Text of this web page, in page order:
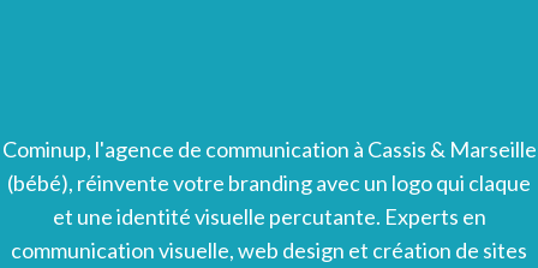
Cominup, l'agence de communication à Cassis & Marseille
(bébé), réinventevotre brandingavecun logoqui claque
et uneidentitévisuelle percutante. Experts en
communicationvisuelle,web design et création de sites